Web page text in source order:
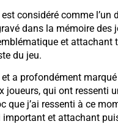
considéré comme l’un
dans la mémoire des
et attachant
du jeu.
a profondément
joueurs, qui ont ressenti
que j’ai ressenti à ce
important et attachant